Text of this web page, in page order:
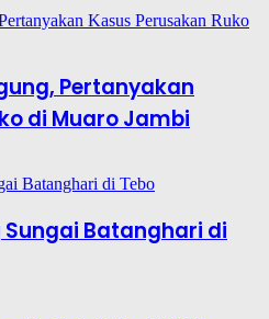
Pertanyakan
di Muaro Jambi
Sungai Batanghari di